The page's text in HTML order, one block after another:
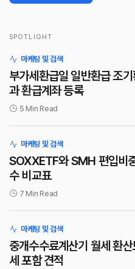
SPOTLIGHT
마케팅 및 검색
부가세환급일 일반환급 조
과 환급계좌 등록
5 Min Read
마케팅 및 검색
SOXXETF와 SMH 편입비
수 비교표
7 Min Read
마케팅 및 검색
중개수수료계산기 월세 환
세 포함 견적